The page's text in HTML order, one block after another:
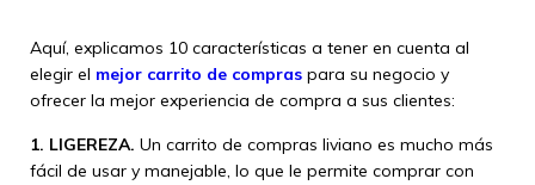
Aquí, explicamos 10 características a tener en cuenta al
elegir el mejor carrito de compras para su negocio y
ofrecer la mejor experiencia de compra a sus clientes:
1. LIGEREZA. Un carrito de compras liviano es mucho más
fácil de usar y manejable, lo que le permite comprar con